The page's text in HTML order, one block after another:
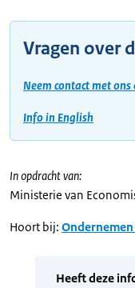
Vragen over
Neem contact met ons
Info in English
In opdracht van:
Ministerie van
Hoort bij: